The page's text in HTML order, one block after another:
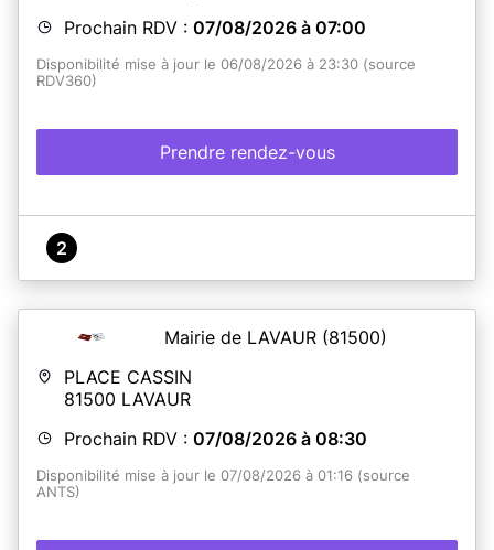
Prochain RDV : 07/08/2026 à 07:00
Disponibilité mise à jour le 06/08/2026 à 23:30 (source
RDV360)
Prendre rendez-vous
2
Mairie de LAVAUR (81500)
PLACE CASSIN
81500 LAVAUR
Prochain RDV : 07/08/2026 à 08:30
Disponibilité mise à jour le 07/08/2026 à 01:16 (source
ANTS)